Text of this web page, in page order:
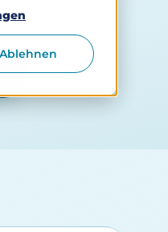
Ablehnen